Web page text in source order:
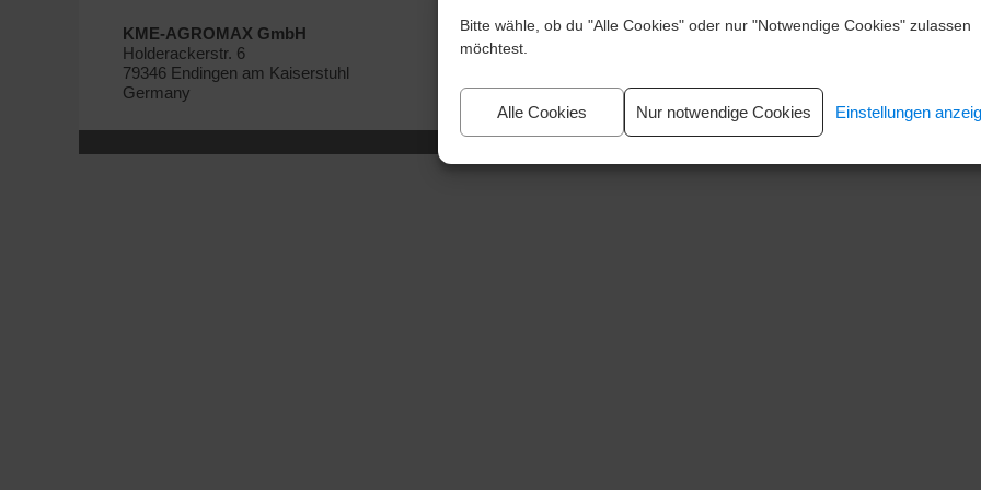
Bitte wähle, ob du "Alle Cookies" oder nur "Notwendige Cookies" zulassen
möchtest.
Alle Cookies Nur notwendige Cookies Einstellungen
KME-AGROMAX GmbH
Holderackerstr. 6
79346 Endingen am Kaiserstuhl
Germany
☏ +49 (0)7642 3233